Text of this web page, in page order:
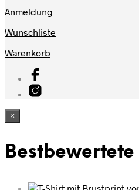
Anmeldung
Wunschliste
Warenkorb
×
Bestbewertete